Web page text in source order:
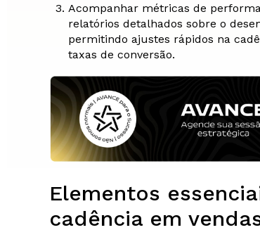
Acompanhar métricas de
relatórios detalhados sobre o
permitindo ajustes rápidos na
taxas de conversão.
Elementos
cadência em